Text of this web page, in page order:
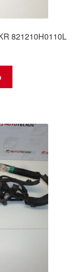
821210H0110L